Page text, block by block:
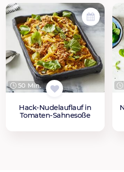
50 Min.
Hack-Nudelauflauf in
Tomaten-Sahnesoße